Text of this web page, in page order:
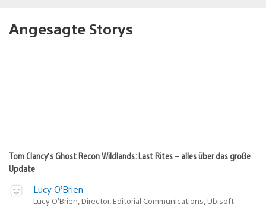
Angesagte Storys
Tom Clancy’s Ghost Recon Wildlands: Last Rites – alles über das große
Update
Lucy O’Brien
Lucy O’Brien, Director, Editorial Communications, Ubisoft